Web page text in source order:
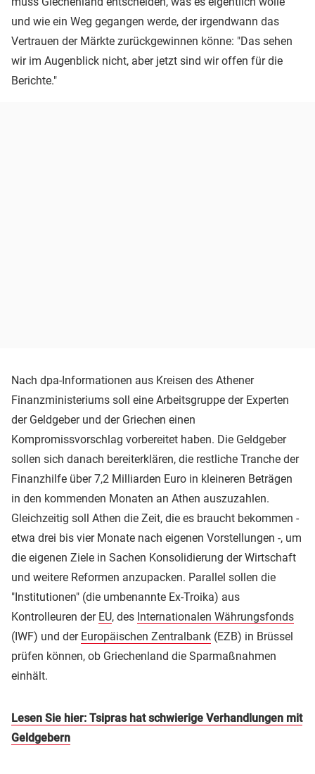
und wie ein Weg gegangen werde, der irgendwann das
Vertrauen der Märkte zurückgewinnen könne: "Das sehen
wir im Augenblick nicht, aber jetzt sind wir offen für die
Berichte."
Nach dpa-Informationen aus Kreisen des Athener
Finanzministeriums soll eine Arbeitsgruppe der Experten
der Geldgeber und der Griechen einen
Kompromissvorschlag vorbereitet haben. Die Geldgeber
sollen sich danach bereiterklären, die restliche Tranche der
Finanzhilfe über 7,2 Milliarden Euro in kleineren Beträgen
in den kommenden Monaten an Athen auszuzahlen.
Gleichzeitig soll Athen die Zeit, die es braucht bekommen -
etwa drei bis vier Monate nach eigenen Vorstellungen -, um
die eigenen Ziele in Sachen Konsolidierung der Wirtschaft
und weitere Reformen anzupacken. Parallel sollen die
"Institutionen" (die umbenannte Ex-Troika) aus
Kontrolleuren der EU, des Internationalen Währungsfonds
(IWF) und der Europäischen Zentralbank (EZB) in Brüssel
prüfen können, ob Griechenland die Sparmaßnahmen
einhält.
Lesen Sie hier: Tsipras hat schwierige Verhandlungen mit
Geldgebern